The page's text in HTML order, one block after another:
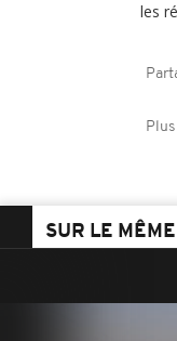
les
SUR LE